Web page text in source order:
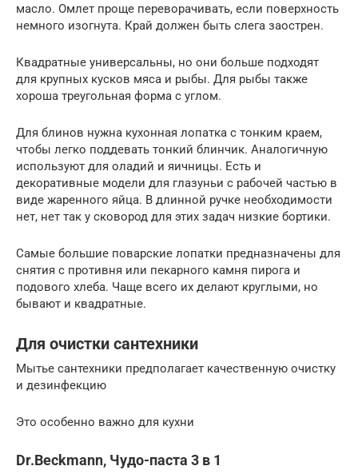
масло. Омлет проще переворачивать, если поверхность
немного изогнута. Край должен быть слега заострен.
Квадратные универсальны, но они больше подходят
для крупных кусков мяса и рыбы. Для рыбы также
хороша треугольная форма с углом.
Для блинов нужна кухонная лопатка с тонким краем,
чтобы легко поддевать тонкий блинчик. Аналогичную
используют для оладий и яичницы. Есть и
декоративные модели для глазуньи с рабочей частью в
виде жаренного яйца. В длинной ручке необходимости
нет, нет так у сковород для этих задач низкие бортики.
Самые большие поварские лопатки предназначены для
снятия с противня или пекарного камня пирога и
подового хлеба. Чаще всего их делают круглыми, но
бывают и квадратные.
Для очистки сантехники
Мытье сантехники предполагает качественную очистку
и дезинфекцию
Это особенно важно для кухни
Dr.Beckmann, Чудо-паста 3 в 1